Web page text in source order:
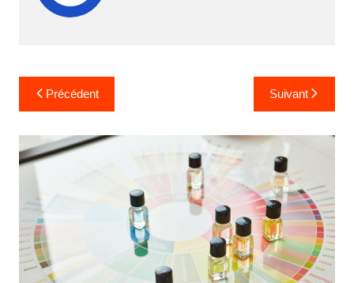
Navigation
de
l’article
Précédent Suivant